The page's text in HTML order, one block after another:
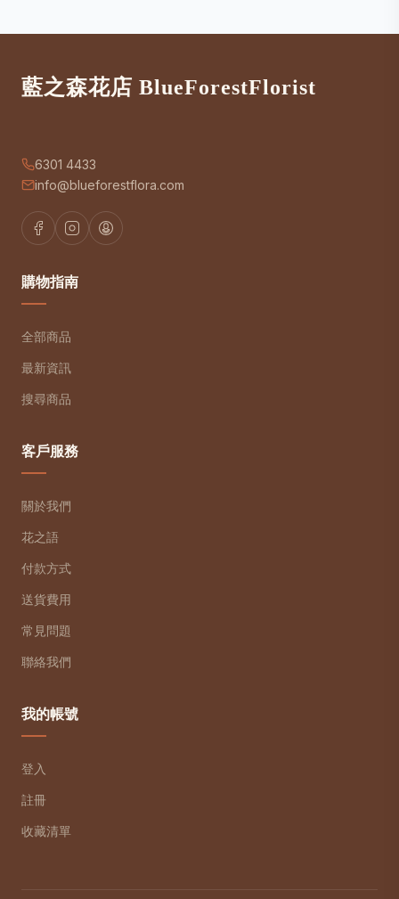
藍之森花店 BlueForestFlorist
6301 4433
info@blueforestflora.com
購物指南
全部商品
最新資訊
搜尋商品
客戶服務
關於我們
花之語
付款方式
送貨費用
常見問題
聯絡我們
我的帳號
登入
註冊
收藏清單